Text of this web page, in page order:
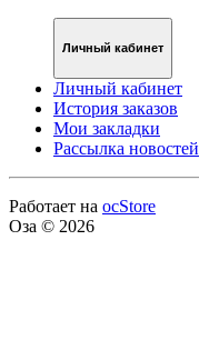
Личный кабинет
Личный кабинет
История заказов
Мои закладки
Рассылка новостей
Работает на ocStore
Оза © 2026